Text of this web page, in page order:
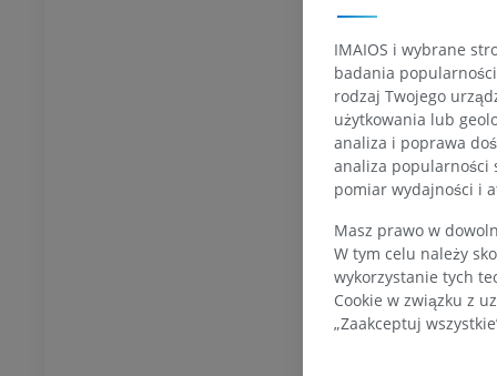
Bydło - Osteologia
IMAIOS i wybrane
badania
rodzaj Twojego
użytkowania lub
analiza i poprawa
analiza popularności
pomiar wydajności i
Masz prawo w
W tym celu należy
wykorzystanie tych
Cookie w związku z
„Zaakceptuj